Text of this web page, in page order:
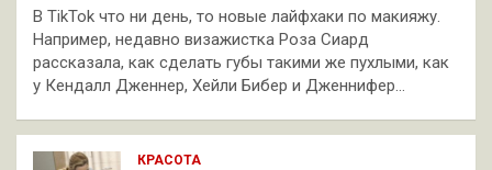
В TikTok что ни день, то новые лайфхаки по макияжу.
Например, недавно визажистка Роза Сиард
рассказала, как сделать губы такими же пухлыми, как
у Кендалл Дженнер, Хейли Бибер и Дженнифер…
КРАСОТА